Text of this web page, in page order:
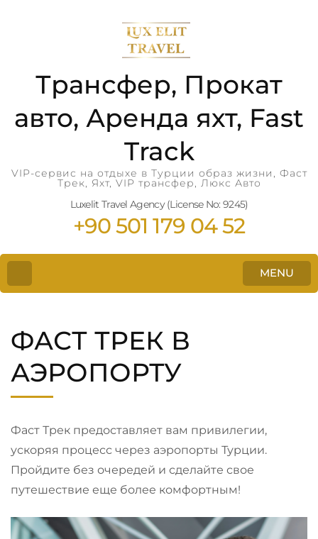
Трансфер, Прокат
авто, Аренда яхт, Fast
Track
VIP-сервис на отдыхе в Турции образ жизни, Фаст
Трек, Яхт, VIP трансфер, Люкс Авто
Luxelit Travel Agency (License No: 9245)
+90 501 179 04 52
MENU
ФАСТ ТРЕК В
АЭРОПОРТУ
Фаст Трек предоставляет вам привилегии,
ускоряя процесс через аэропорты Турции.
Пройдите без очередей и сделайте свое
путешествие еще более комфортным!